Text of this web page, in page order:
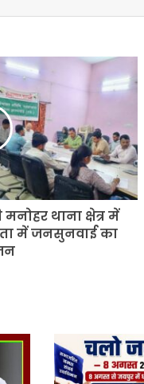
थाना क्षेत्र में
में जनसुनवाई का